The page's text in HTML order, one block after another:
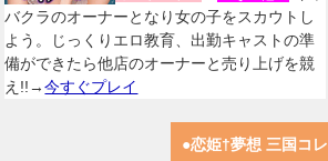
バクラのオーナーとなり女の子をスカウトし
よう。じっくりエロ教育、出勤キャストの準
備ができたら他店のオーナーと売り上げを競
え!!→今すぐプレイ
●恋姫†夢想 三国コ